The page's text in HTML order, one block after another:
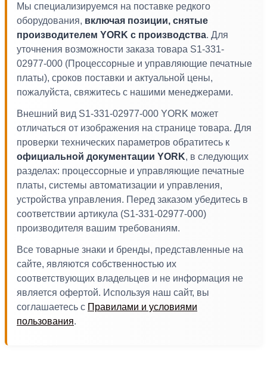
Мы специализируемся на поставке редкого
оборудования, включая позиции, снятые
производителем YORK с производства. Для
уточнения возможности заказа товара S1-331-
02977-000 (Процессорные и управляющие печатные
платы), сроков поставки и актуальной цены,
пожалуйста, свяжитесь с нашими менеджерами.
Внешний вид S1-331-02977-000 YORK может
отличаться от изображения на странице товара. Для
проверки технических параметров обратитесь к
официальной документации YORK, в следующих
разделах: процессорные и управляющие печатные
платы, системы автоматизации и управления,
устройства управления. Перед заказом убедитесь в
соответствии артикула (S1-331-02977-000)
производителя вашим требованиям.
Все товарные знаки и бренды, представленные на
сайте, являются собственностью их
соответствующих владельцев и не информация не
является офертой. Используя наш сайт, вы
соглашаетесь с Правилами и условиями
пользования.